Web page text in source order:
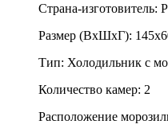
Страна-изготовитель:
Размер (ВхШхГ):
Тип: Холодильник с
Количество камер: 2
Расположение